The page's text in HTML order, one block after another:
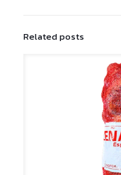
Related posts